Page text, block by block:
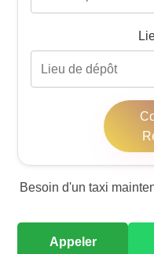
Besoin d'un taxi
Appeler